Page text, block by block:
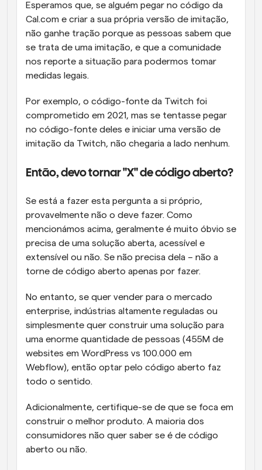
Esperamos que, se alguém pegar no código da
Cal.com e criar a sua própria versão de imitação,
não ganhe tração porque as pessoas sabem que
se trata de uma imitação, e que a comunidade
nos reporte a situação para podermos tomar
medidas legais.
Por exemplo, o código-fonte da Twitch foi
comprometido em 2021, mas se tentasse pegar
no código-fonte deles e iniciar uma versão de
imitação da Twitch, não chegaria a lado nenhum.
Então, devo tornar "X" de código aberto?
Se está a fazer esta pergunta a si próprio,
provavelmente não o deve fazer. Como
mencionámos acima, geralmente é muito óbvio se
precisa de uma solução aberta, acessível e
extensível ou não. Se não precisa dela – não a
torne de código aberto apenas por fazer.
No entanto, se quer vender para o mercado
enterprise, indústrias altamente reguladas ou
simplesmente quer construir uma solução para
uma enorme quantidade de pessoas (455M de
websites em WordPress vs 100.000 em
Webflow), então optar pelo código aberto faz
todo o sentido.
Adicionalmente, certifique-se de que se foca em
construir o melhor produto. A maioria dos
consumidores não quer saber se é de código
aberto ou não.